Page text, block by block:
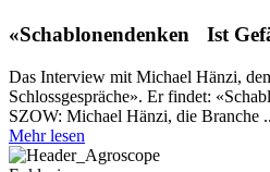
«Schablonendenken Ist
Das Interview mit Michael Hänzi,
Schlossgespräche». Er findet:
SZOW: Michael Hänzi, die Branche
Mehr lesen